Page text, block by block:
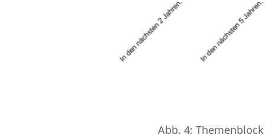
Abb. 4: